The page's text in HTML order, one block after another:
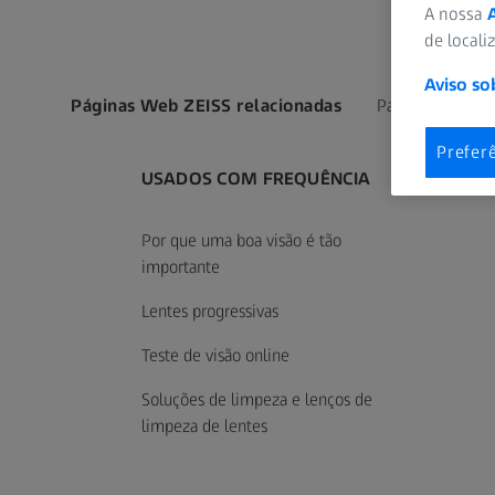
Páginas Web ZEISS relacionadas Para Profissional
USADOS COM FREQUÊNCIA
Por que uma boa visão é tão
importante
Lentes progressivas
Teste de visão online
Soluções de limpeza e lenços de
limpeza de lentes
A nossa
de
Aviso